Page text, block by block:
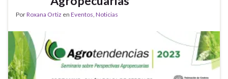
PorRoxana Ortiz en Eventos Noticias